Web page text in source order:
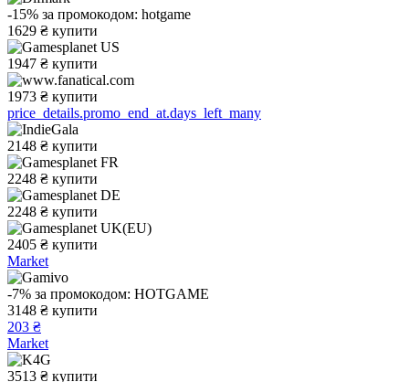
-15% за промокодом: hotgame
1629 ₴ купити
1947 ₴ купити
1973 ₴ купити
price_details.promo_end_at.days_left_many
2148 ₴ купити
2248 ₴ купити
2248 ₴ купити
2405 ₴ купити
Market
-7% за промокодом: HOTGAME
3148 ₴ купити
203 ₴
Market
3513 ₴ купити